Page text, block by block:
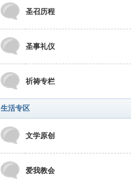
圣召历程
圣事礼仪
祈祷专栏
生活专区
文学原创
爱我教会